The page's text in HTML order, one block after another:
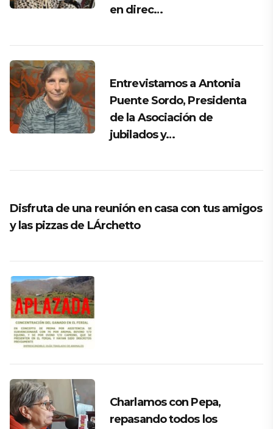
en direc…
Entrevistamos a Antonia
Puente Sordo, Presidenta
de la Asociación de
jubilados y…
Disfruta de una reunión en casa con tus amigos
y las pizzas de LÁrchetto
Charlamos con Pepa,
repasando todos los